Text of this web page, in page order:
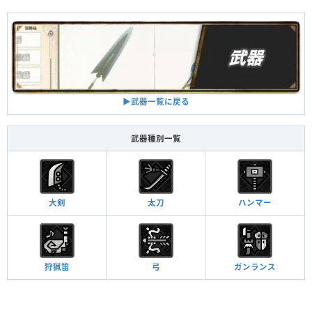
▶︎武器一覧に戻る
武器種別一覧
大剣 太刀 ハンマー
狩猟笛 弓 ガンランス